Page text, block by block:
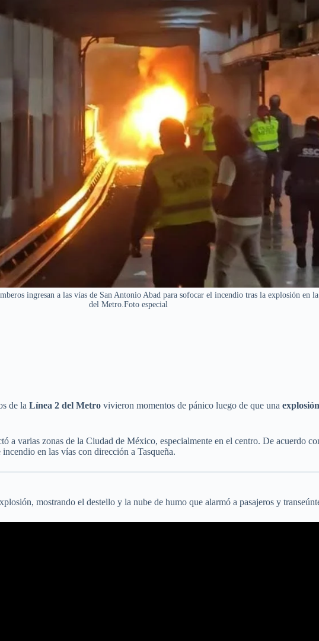
ingresan a las vías de San Antonio Abad para sofocar el incendio tras la explosión en
del Metro.Foto especial
de la Línea 2 del Metro vivieron momentos de pánico luego de que una
a varias zonas de la Ciudad de México, especialmente en el centro. De acuerdo
en las vías con dirección a Tasqueña.
mostrando el destello y la nube de humo que alarmó a pasajeros y